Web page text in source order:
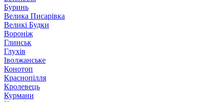
Буринь
Велика Писарівка
Великі Будки
Вороніж
Глинськ
Глухів
Іволжанське
Конотоп
Краснопілля
Кролевець
Курмани